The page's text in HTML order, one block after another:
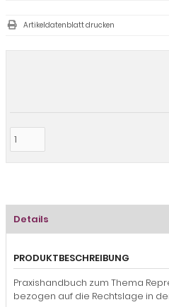
Artikeldatenblatt drucken
Details
PRODUKTBESCHREIBUNG
Praxishandbuch zum Thema
bezogen auf die Rechtslage in